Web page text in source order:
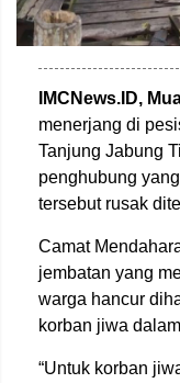
IMCNews.ID,
menerjang di
Tanjung Jabung
penghubung
tersebut rusak
Camat
jembatan yang
warga hancur
korban jiwa
“Untuk korban